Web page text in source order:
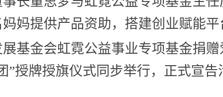
妈提供产品资助，搭建创业赋能
基金会虹霓公益事业专项基金捐
”授牌授旗仪式同步举行，正式宣